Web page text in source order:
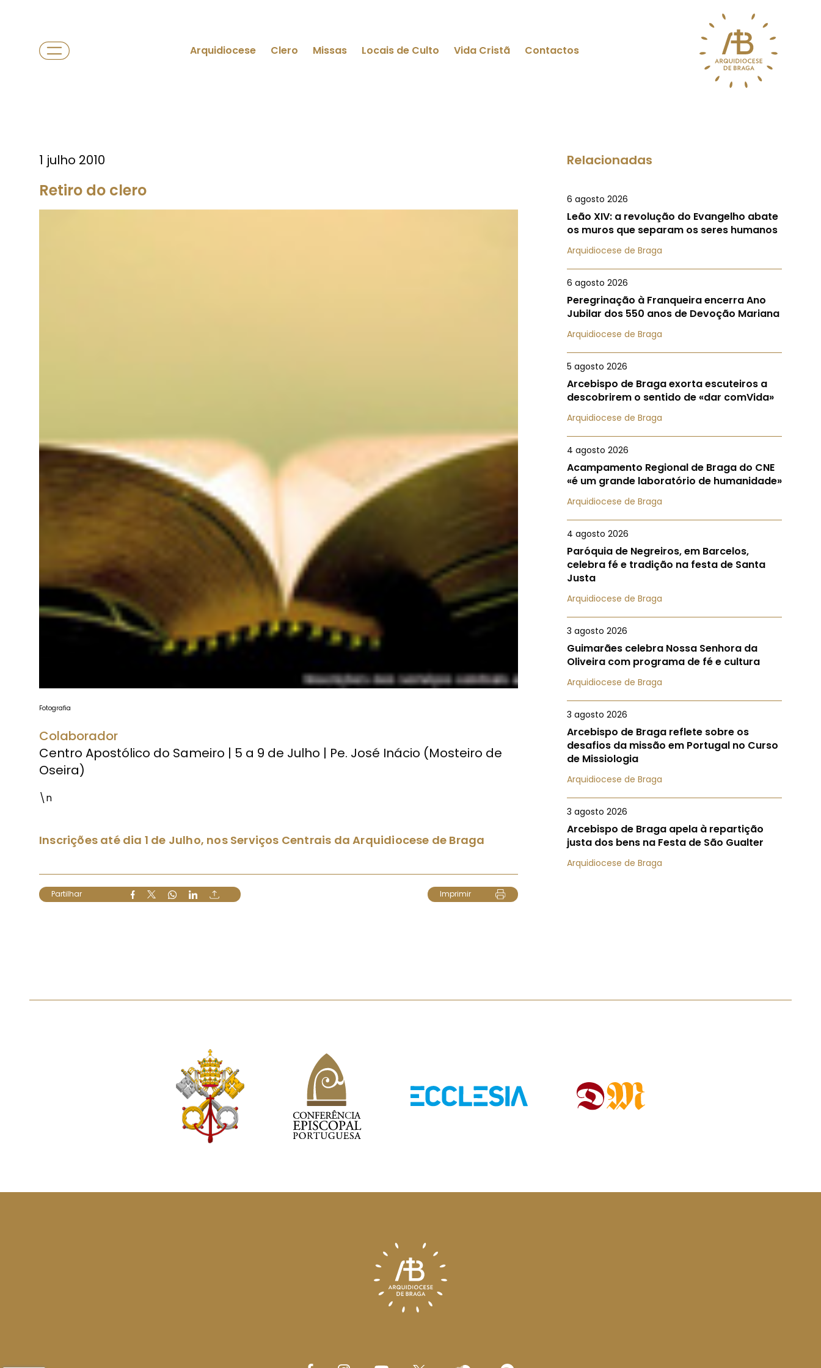
Arquidiocese Clero Missas Locais de Culto Vida Cristã Contactos
1 julho 2010
Retiro do clero
Fotografia
Colaborador
Centro Apostólico do Sameiro | 5 a 9 de Julho | Pe. José Inácio (Mosteiro de
Oseira)
\n
Inscrições até dia 1 de Julho, nos Serviços Centrais da Arquidiocese de Braga
Partilhar Imprimir
Relacionadas
6 agosto 2026
Leão XIV: a revolução do Evangelho abate
os muros que separam os seres humanos
Arquidiocese de Braga
6 agosto 2026
Peregrinação à Franqueira encerra Ano
Jubilar dos 550 anos de Devoção Mariana
Arquidiocese de Braga
5 agosto 2026
Arcebispo de Braga exorta escuteiros a
descobrirem o sentido de «dar comVida»
Arquidiocese de Braga
4 agosto 2026
Acampamento Regional de Braga do CNE
«é um grande laboratório de humanidade»
Arquidiocese de Braga
4 agosto 2026
Paróquia de Negreiros, em Barcelos,
celebra fé e tradição na festa de Santa
Justa
Arquidiocese de Braga
3 agosto 2026
Guimarães celebra Nossa Senhora da
Oliveira com programa de fé e cultura
Arquidiocese de Braga
3 agosto 2026
Arcebispo de Braga reflete sobre os
desafios da missão em Portugal no Curso
de Missiologia
Arquidiocese de Braga
3 agosto 2026
Arcebispo de Braga apela à repartição
justa dos bens na Festa de São Gualter
Arquidiocese de Braga